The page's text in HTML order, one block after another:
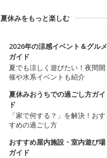
夏休みをもっと楽しむ
2026年の涼感イベント＆グルメ
ガイド
夏でも涼しく遊びたい！夜間開
催や水系イベントも紹介
夏休みおうちでの過ごし方ガイ
ド
「家で何する？」を解決！おす
すめの過ごし方
おすすめ屋内施設・室内遊び場
ガイド